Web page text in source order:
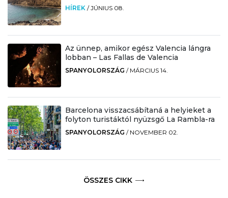
HÍREK /JÚNIUS 08.
Az ünnep, amikor egész Valencia lángra
lobban – Las Fallas de Valencia
SPANYOLORSZÁG / MÁRCIUS 14.
Barcelona visszacsábítaná a helyieket a
folyton turistáktól nyüzsgő La Rambla-ra
SPANYOLORSZÁG / NOVEMBER 02.
ÖSSZES CIKK